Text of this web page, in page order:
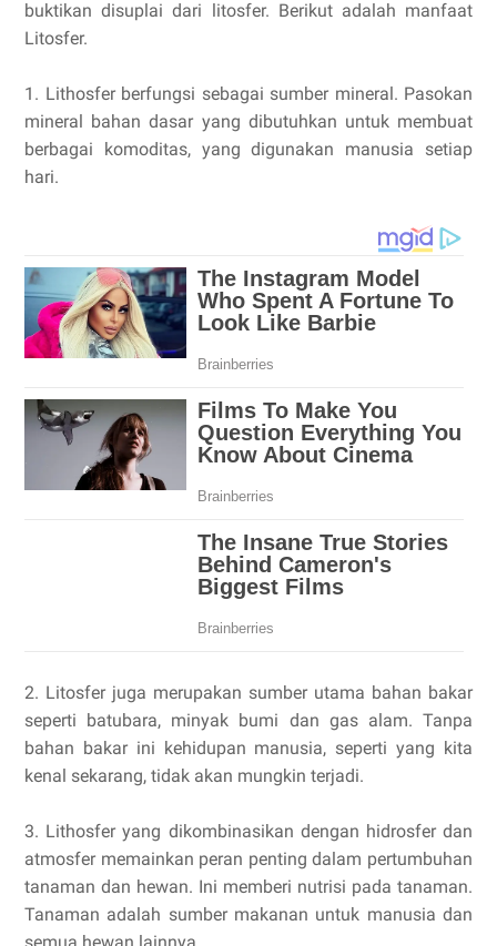
buktikan disuplai dari litosfer. Berikut adalah manfaat
Litosfer.
1. Lithosfer berfungsi sebagai sumber mineral. Pasokan
mineral bahan dasar yang dibutuhkan untuk membuat
berbagai komoditas, yang digunakan manusia setiap
hari.
2. Litosfer juga merupakan sumber utama bahan bakar
seperti batubara, minyak bumi dan gas alam. Tanpa
bahan bakar ini kehidupan manusia, seperti yang kita
kenal sekarang, tidak akan mungkin terjadi.
3. Lithosfer yang dikombinasikan dengan hidrosfer dan
atmosfer memainkan peran penting dalam pertumbuhan
tanaman dan hewan. Ini memberi nutrisi pada tanaman.
Tanaman adalah sumber makanan untuk manusia dan